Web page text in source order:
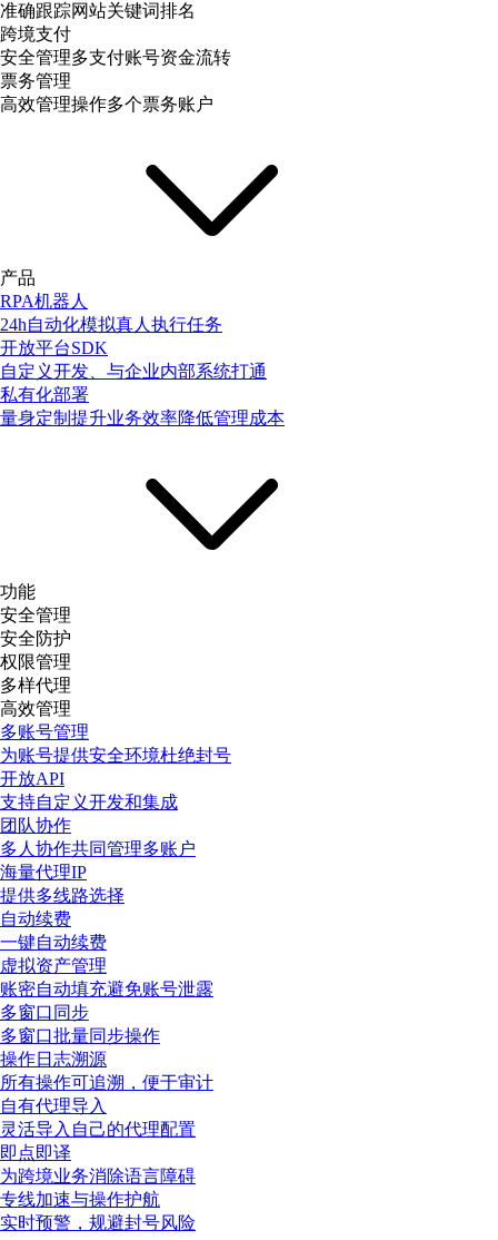
准确跟踪网站关键词排名
跨境支付
安全管理多支付账号资金流转
票务管理
高效管理操作多个票务账户
产品
RPA机器人
24h自动化模拟真人执行任务
开放平台SDK
自定义开发、与企业内部系统打通
私有化部署
量身定制提升业务效率降低管理成本
功能
安全管理
安全防护
权限管理
多样代理
高效管理
多账号管理
为账号提供安全环境杜绝封号
开放API
支持自定义开发和集成
团队协作
多人协作共同管理多账户
海量代理IP
提供多线路选择
自动续费
一键自动续费
虚拟资产管理
账密自动填充避免账号泄露
多窗口同步
多窗口批量同步操作
操作日志溯源
所有操作可追溯，便于审计
自有代理导入
灵活导入自己的代理配置
即点即译
为跨境业务消除语言障碍
专线加速与操作护航
实时预警，规避封号风险